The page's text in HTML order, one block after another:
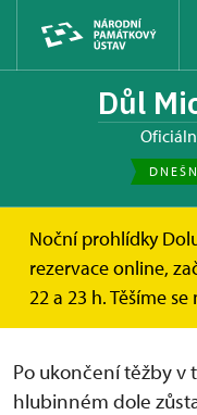
Důl
Noční prohlídky
rezervace online,
22 a 23 h. Těšíme se
Důl Michal O dole
Důl Michal
Po ukončení těžby
hlubinném dole